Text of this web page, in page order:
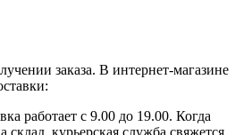
заказа. В интернет-магазине
работает с 9.00 до 19.00. Когда
склад, курьерская служба свяжется